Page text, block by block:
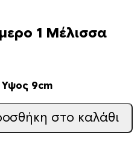
1 Μέλισσα
Υψος 9cm
στο καλάθι